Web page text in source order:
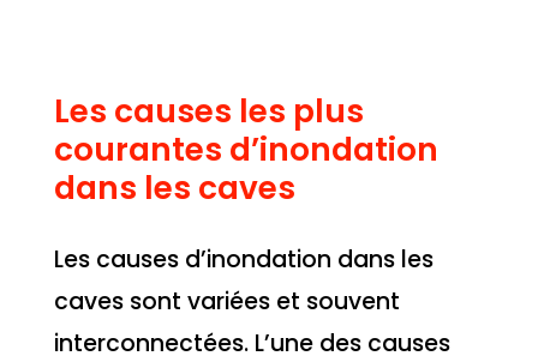
Les causes les plus
courantes d’inondation
dans les caves
Les causes d’inondation dans les
caves sont variées et souvent
interconnectées. L’une des causes